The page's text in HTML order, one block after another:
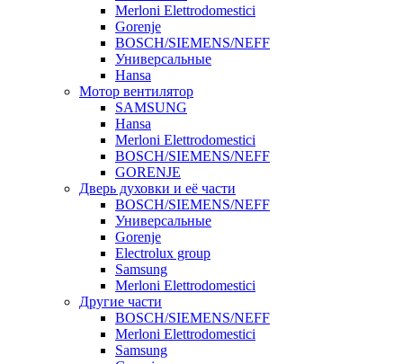
Merloni Elettrodomestici
Gorenje
BOSCH/SIEMENS/NEFF
Универсальные
Hansa
Мотор вентилятор
SAMSUNG
Hansa
Merloni Elettrodomestici
BOSCH/SIEMENS/NEFF
GORENJE
Дверь духовки и её части
BOSCH/SIEMENS/NEFF
Универсальные
Gorenje
Electrolux group
Samsung
Merloni Elettrodomestici
Другие части
BOSCH/SIEMENS/NEFF
Merloni Elettrodomestici
Samsung